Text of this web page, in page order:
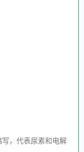
，代表尿素和电解